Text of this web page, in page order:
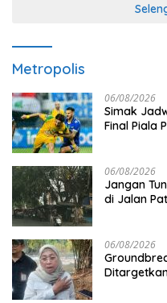
Metropolis
06/08/2026
Simak
Final Piala
06/08/2026
Jangan
di Jalan
06/08/2026